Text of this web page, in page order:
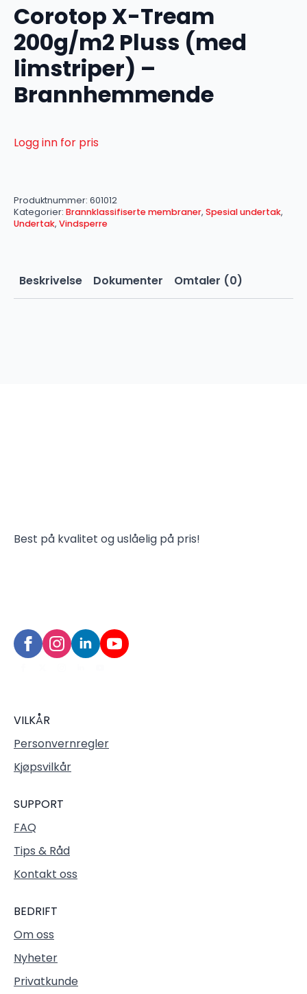
Corotop X-Tream
200g/m2 Pluss (med
limstriper) –
Brannhemmende
Logg inn for pris
Produktnummer: 601012
Kategorier: Brannklassifiserte membraner, Spesial undertak,
Undertak, Vindsperre
Beskrivelse Dokumenter Omtaler (0)
Best på kvalitet og uslåelig på pris!
VILKÅR
Personvernregler
Kjøpsvilkår
SUPPORT
FAQ
Tips & Råd
Kontakt oss
BEDRIFT
Om oss
Nyheter
Privatkunde